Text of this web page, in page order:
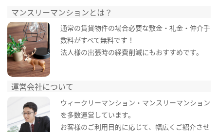
マンスリーマンションとは？
通常の賃貸物件の場合必要な敷金・礼金・仲介手
数料がすべて無料です！
法人様の出張時の経費削減にもおすすめです。
運営会社について
ウィークリーマンション・マンスリーマンション
を多数運営しています。
お客様のご利用目的に応じて、幅広くご紹介させ